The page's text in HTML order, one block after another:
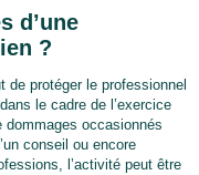
d’une
?
de protéger le professionnel
le cadre de l’exercice
dommages occasionnés
conseil ou encore
l’activité peut être